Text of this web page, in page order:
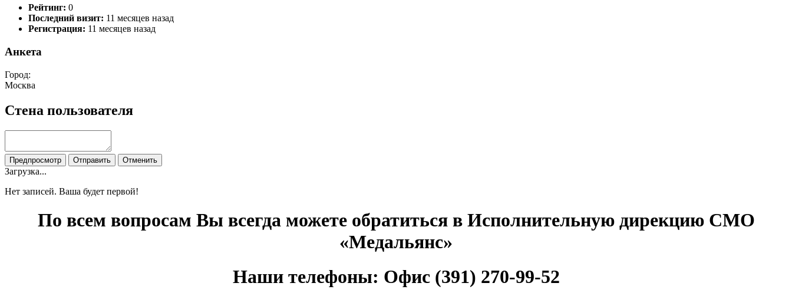
Рейтинг: 0
Последний визит: 11 месяцев назад
Регистрация: 11 месяцев назад
Анкета
Город:
Москва
Стена пользователя
Загрузка...
Нет записей. Ваша будет первой!
По всем вопросам Вы всегда можете обратиться в Исполнительную дирекцию СМО
«Медальянс»
Наши телефоны: Офис (391) 270-99-52